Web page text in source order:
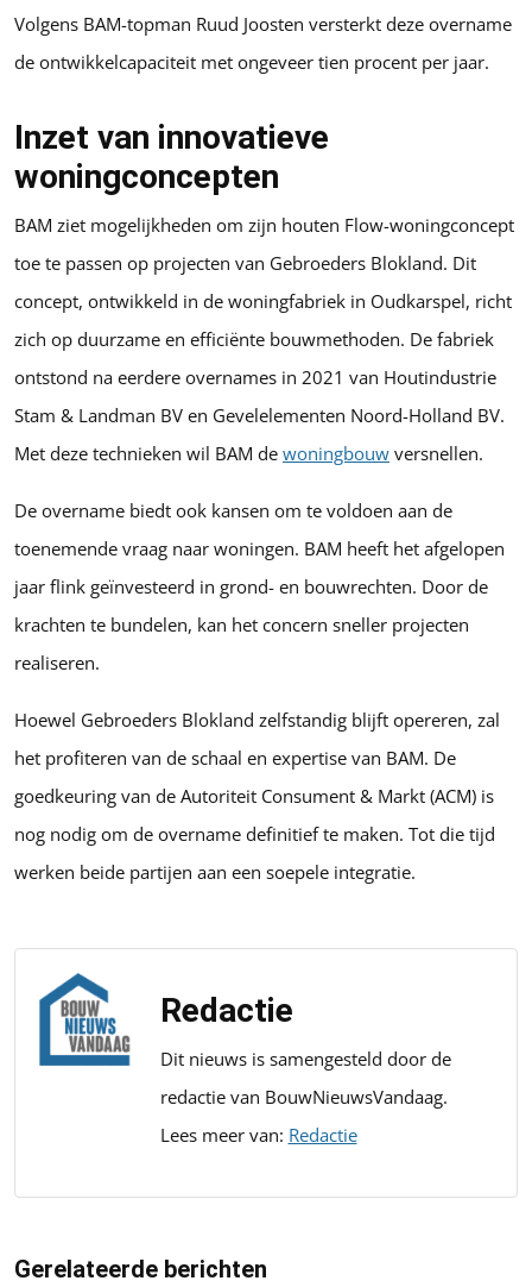
Volgens BAM-topman Ruud Joosten versterkt deze overname
de ontwikkelcapaciteit met ongeveer tien procent per jaar.
Inzet van innovatieve
woningconcepten
BAM ziet mogelijkheden om zijn houten Flow-woningconcept
toe te passen op projecten van Gebroeders Blokland. Dit
concept, ontwikkeld in de woningfabriek in Oudkarspel, richt
zich op duurzame en efficiënte bouwmethoden. De fabriek
ontstond na eerdere overnames in 2021 van Houtindustrie
Stam & Landman BV en Gevelelementen Noord-Holland BV.
Met deze technieken wil BAM de woningbouw versnellen.
De overname biedt ook kansen om te voldoen aan de
toenemende vraag naar woningen. BAM heeft het afgelopen
jaar flink geïnvesteerd in grond- en bouwrechten. Door de
krachten te bundelen, kan het concern sneller projecten
realiseren.
Hoewel Gebroeders Blokland zelfstandig blijft opereren, zal
het profiteren van de schaal en expertise van BAM. De
goedkeuring van de Autoriteit Consument & Markt (ACM) is
nog nodig om de overname definitief te maken. Tot die tijd
werken beide partijen aan een soepele integratie.
Redactie
Dit nieuws is samengesteld door de
redactie van BouwNieuwsVandaag.
Lees meer van: Redactie
Gerelateerde berichten